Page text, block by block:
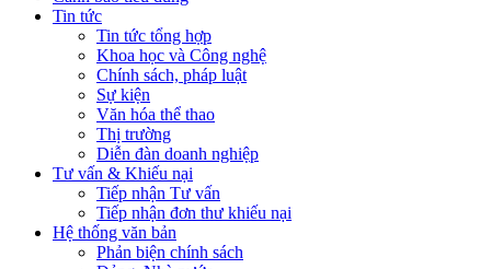
Tin tức
Tin tức tổng hợp
Khoa học và Công nghệ
Chính sách, pháp luật
Sự kiện
Văn hóa thể thao
Thị trường
Diễn đàn doanh nghiệp
Tư vấn & Khiếu nại
Tiếp nhận Tư vấn
Tiếp nhận đơn thư khiếu nại
Hệ thống văn bản
Phản biện chính sách